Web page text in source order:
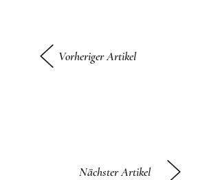
Vorheriger Artikel
Nächster Artikel